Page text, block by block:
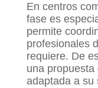
En centros
fase es
permite
profesionales
requiere. De
una
adaptada a su